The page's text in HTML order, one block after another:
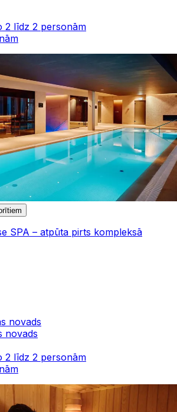
2 līdz 2 personām
SPA – atpūta pirts kompleksā
novads
novads
2 līdz 2 personām